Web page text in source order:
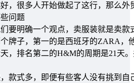
，很多人开始做起了这行，那么
问题
要明确一个观点，卖服装就是卖
牌子，第一的是西班牙的ZARA
，排名第二的H&M的周期是21天
款式多，即便有些客人没有挑到